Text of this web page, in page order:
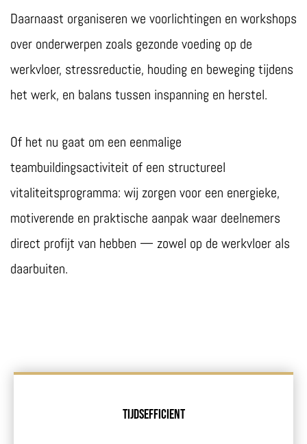
Daarnaast organiseren we voorlichtingen en workshops
over onderwerpen zoals gezonde voeding op de
werkvloer, stressreductie, houding en beweging tijdens
het werk, en balans tussen inspanning en herstel.
Of het nu gaat om een eenmalige
teambuildingsactiviteit of een structureel
vitaliteitsprogramma: wij zorgen voor een energieke,
motiverende en praktische aanpak waar deelnemers
direct profijt van hebben — zowel op de werkvloer als
daarbuiten.
Tijdsefficient